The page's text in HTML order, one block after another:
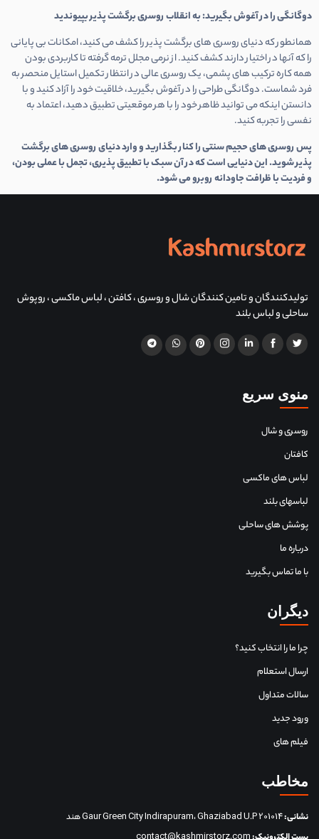
دوگانگی را در آغوش بگیرید: به انقلاب روسری برگشت پذیر بپیوندید
همانطور که دنیای روسری های برگشت پذیر را کشف می کنید، امکانات بی پایانی
را که آنها در اختیار دارند کشف کنید. از نرمی مجلل ترمه گرفته تا کاربردی بودن
همه کاره ترکیب های پشمی، یک روسری عالی در انتظار تکمیل استایل منحصر به
فرد شماست. دوگانگی طراحی را در آغوش بگیرید، خلاقیت خود را آزاد کنید و با
دانستن اینکه می توانید ظاهر خود را با هر موقعیتی تطبیق دهید، اعتماد به
نفسی را تجربه کنید.
پس روسری های حجیم سنتی را کنار بگذارید و وارد دنیای روسری های برگشت
پذیر شوید. این دنیایی است که در آن سبک با تطبیق پذیری، تجمل با عملی بودن،
و فردیت با ظرافت جاودانه روبرو می شود.
تولیدکنندگان و تامین کنندگان شال و روسری ، کافتن ، لباس ماکسی ، روپوش
ساحلی و لباس بلند
منوی سریع
روسری و شال
کافتان
لباس های ماکسی
لباسهای بلند
پوشش های ساحلی
درباره ما
با ما تماس بگیرید
دیگران
چرا ما را انتخاب کنید؟
ارسال استعلام
سالات متداول
ورود جدید
فیلم های
مخاطب
نشانی: